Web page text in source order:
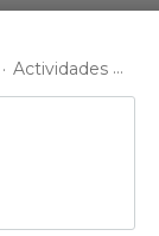
Actividades en Inglaterra